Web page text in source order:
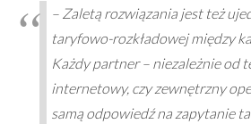
– Zaletą rozwiązania jest też
taryfowo-rozkładowej między
Każdy partner – niezależnie od
internetowy, czy zewnętrzny
samą odpowiedź na zapytanie